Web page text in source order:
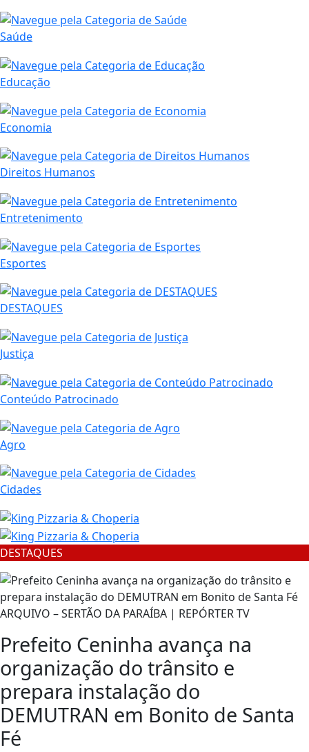
Saúde
Educação
Economia
Direitos Humanos
Entretenimento
Esportes
DESTAQUES
Justiça
Conteúdo Patrocinado
Agro
Cidades
DESTAQUES
ARQUIVO – SERTÃO DA PARAÍBA | REPÓRTER TV
Prefeito Ceninha avança na
organização do trânsito e
prepara instalação do
DEMUTRAN em Bonito de Santa
Fé